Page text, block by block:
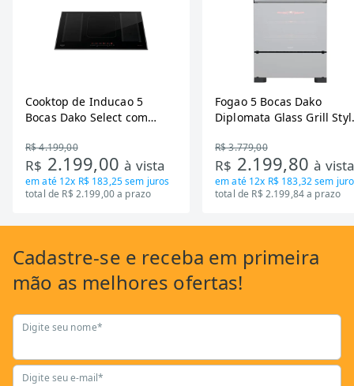
Cooktop de Inducao 5
Bocas Dako Select com
R$ 4.199,00
R$ 2.199,00à vista
em até 12x R$ 183,25sem juros
total de R$ 2.199,00 a prazo
Fogao 5 Bocas Dako
Diplomata Glass Grill
R$ 3.779,00
R$ 2.199,80à
em até 12x R$ 183,32sem
total de R$ 2.199,84 a prazo
Cadastre-se e receba em primeira
mão as melhores ofertas!
Digite seu nome*
Digite seu e-mail*